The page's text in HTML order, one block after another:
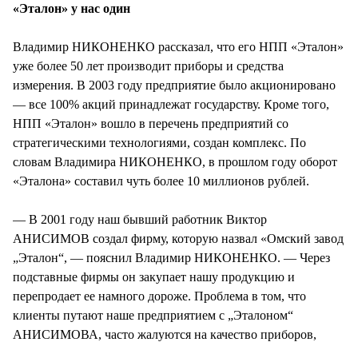
«Эталон» у нас один
Владимир НИКОНЕНКО рассказал, что его НПП «Эталон»
уже более 50 лет производит приборы и средства
измерения. В 2003 году предприятие было акционировано
— все 100% акций принадлежат государству. Кроме того,
НПП «Эталон» вошло в перечень предприятий со
стратегическими технологиями, создан комплекс. По
словам Владимира НИКОНЕНКО, в прошлом году оборот
«Эталона» составил чуть более 10 миллионов рублей.
— В 2001 году наш бывший работник Виктор
АНИСИМОВ создал фирму, которую назвал «Омский завод
„Эталон“, — пояснил Владимир НИКОНЕНКО. — Через
подставные фирмы он закупает нашу продукцию и
перепродает ее намного дороже. Проблема в том, что
клиенты путают наше предприятием с „Эталоном“
АНИСИМОВА, часто жалуются на качество приборов,